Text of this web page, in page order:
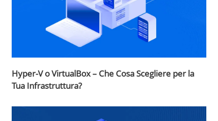
Hyper-V o VirtualBox – Che Cosa Scegliere per la
Tua Infrastruttura?